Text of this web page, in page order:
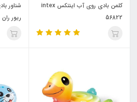
کلمن بادی روی آب اینتکس intex
56822
شناور
ریور